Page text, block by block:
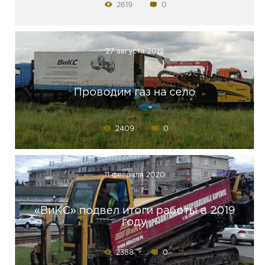
2619 0
27 августа 2019
Проводим газ на село
2409 0
11 февраля 2020
«ВиКС» подвел итоги работы в 2019
году
2388 0